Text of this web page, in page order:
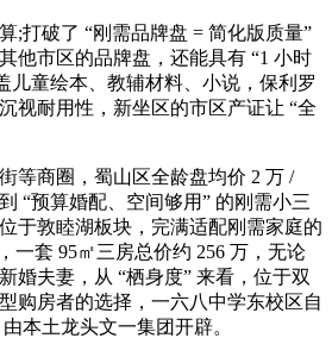
破了 “刚需品牌盘 = 简化版质量”
他市区的品牌盘，还能具有 “1 小时
儿童绘本、教辅材料、小说，保利罗
视耐用性，新坐区的市区产证让 “全
商圈，蜀山区全龄盘均价 2 万 /
“预算婚配、空间够用” 的刚需小三
于敦睦湖板块，完满适配刚需家庭的
一套 95㎡三房总价约 256 万，无论
婚夫妻，从 “栖身度” 来看，位于双
购房者的选择，一六八中学东校区自
本土龙头文一集团开辟。